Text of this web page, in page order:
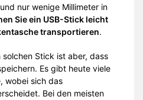
nur wenige Millimeter in
Sie ein USB-Stick leicht
transportieren.
solchen Stick ist aber, dass
Es gibt heute viele
wobei sich das
Bei den meisten